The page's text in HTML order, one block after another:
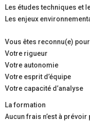
Les études techniques et
Les enjeux
Vous êtes reconnu(e)
Votre rigueur
Votre autonomie
Votre esprit d’équipe
Votre capacité d’analyse
La formation
Aucun frais n’est à